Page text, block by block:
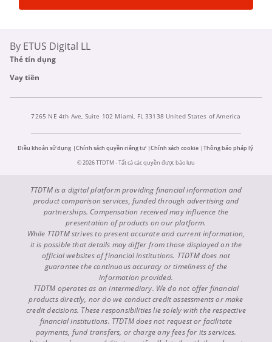
By ETUS Digital LL
Thẻ tín dụng
Vay tiền
7265 NE 4th Ave, Suite 102 Miami, FL 33138 United States of America
Điều khoản sử dụng Chính sách quyền riêng tư Chính sách cookie
Thông báo pháp lý
© 2026 TTDTM - Tất cả các quyền được bảo lưu
TTDTM is a digital platform providing financial information and
product comparison services, funded through advertising and
partnerships. Compensation received may influence the
presentation of products on our platform.
While TTDTM strives to present accurate and current information,
it is possible that details may differ from those displayed on the
official websites of financial institutions. TTDTM does not
guarantee the continuous accuracy or timeliness of the
information provided.
TTDTM operates as an intermediary. We do not offer financial
products directly, nor do we conduct credit assessments or make
credit decisions. These responsibilities lie solely with the respective
financial institutions. TTDTM does not request or facilitate
payments, fund transfers, or charge any fees for its services.